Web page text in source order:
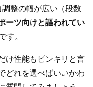
整の幅が広い（段数
ーツ向けと謳われてい
です。
け性能もピンキリと言
どれを選べばいいかわ